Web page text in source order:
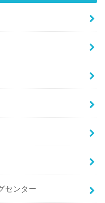
センター